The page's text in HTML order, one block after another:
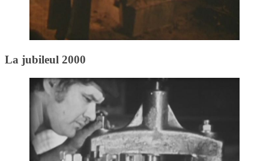
La jubileul 2000